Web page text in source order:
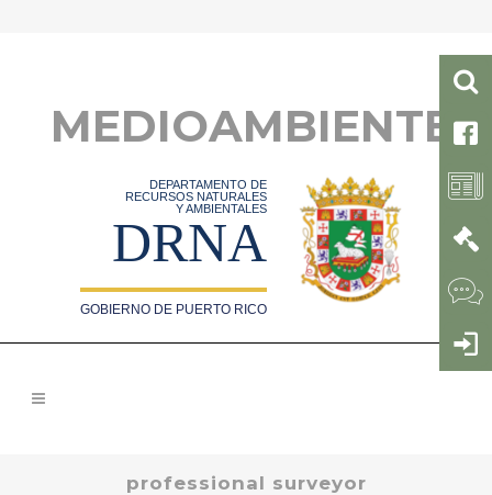
MEDIOAMBIENTE
DEPARTAMENTO DE
RECURSOS NATURALES
Y AMBIENTALES
DRNA
GOBIERNO DE PUERTO RICO
professional surveyor